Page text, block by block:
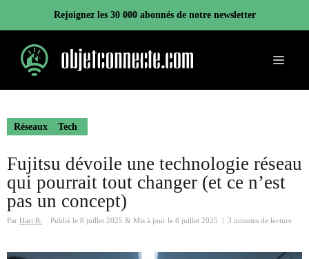
contenu
Rejoignez les 30 000 abonnés de notre newsletter
Menu
Réseaux Tech
Fujitsu dévoile une technologie réseau
qui pourrait tout changer (et ce n’est
pas un concept)
Par Hari R. Publié le 8 juillet 2025 & Mis à jour le 8 juillet 2025 3 minutes de lecture